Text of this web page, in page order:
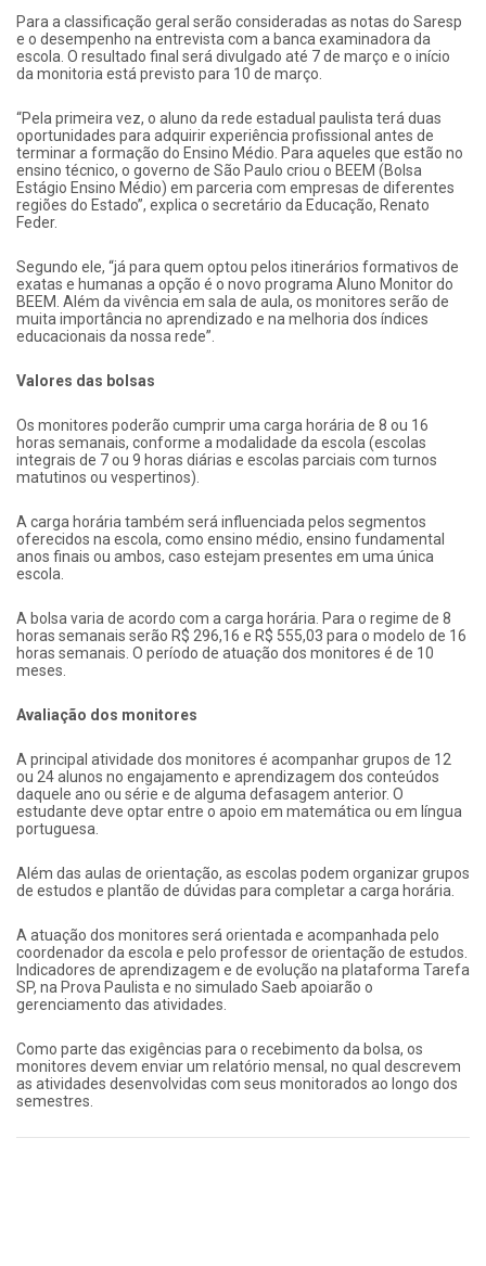
Para a classificação geral serão consideradas as notas do Saresp
e o desempenho na entrevista com a banca examinadora da
escola. O resultado final será divulgado até 7 de março e o início
da monitoria está previsto para 10 de março.
“Pela primeira vez, o aluno da rede estadual paulista terá duas
oportunidades para adquirir experiência profissional antes de
terminar a formação do Ensino Médio. Para aqueles que estão no
ensino técnico, o governo de São Paulo criou o BEEM (Bolsa
Estágio Ensino Médio) em parceria com empresas de diferentes
regiões do Estado”, explica o secretário da Educação, Renato
Feder.
Segundo ele, “já para quem optou pelos itinerários formativos de
exatas e humanas a opção é o novo programa Aluno Monitor do
BEEM. Além da vivência em sala de aula, os monitores serão de
muita importância no aprendizado e na melhoria dos índices
educacionais da nossa rede”.
Valores das bolsas
Os monitores poderão cumprir uma carga horária de 8 ou 16
horas semanais, conforme a modalidade da escola (escolas
integrais de 7 ou 9 horas diárias e escolas parciais com turnos
matutinos ou vespertinos).
A carga horária também será influenciada pelos segmentos
oferecidos na escola, como ensino médio, ensino fundamental
anos finais ou ambos, caso estejam presentes em uma única
escola.
A bolsa varia de acordo com a carga horária. Para o regime de 8
horas semanais serão R$ 296,16 e R$ 555,03 para o modelo de 16
horas semanais. O período de atuação dos monitores é de 10
meses.
Avaliação dos monitores
A principal atividade dos monitores é acompanhar grupos de 12
ou 24 alunos no engajamento e aprendizagem dos conteúdos
daquele ano ou série e de alguma defasagem anterior. O
estudante deve optar entre o apoio em matemática ou em língua
portuguesa.
Além das aulas de orientação, as escolas podem organizar grupos
de estudos e plantão de dúvidas para completar a carga horária.
A atuação dos monitores será orientada e acompanhada pelo
coordenador da escola e pelo professor de orientação de estudos.
Indicadores de aprendizagem e de evolução na plataforma Tarefa
SP, na Prova Paulista e no simulado Saeb apoiarão o
gerenciamento das atividades.
Como parte das exigências para o recebimento da bolsa, os
monitores devem enviar um relatório mensal, no qual descrevem
as atividades desenvolvidas com seus monitorados ao longo dos
semestres.